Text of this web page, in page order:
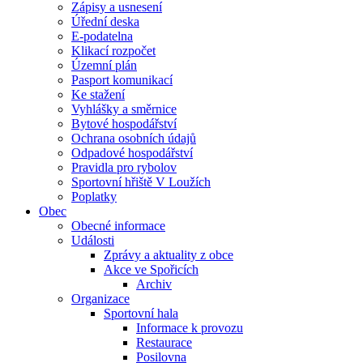
Zápisy a usnesení
Úřední deska
E-podatelna
Klikací rozpočet
Územní plán
Pasport komunikací
Ke stažení
Vyhlášky a směrnice
Bytové hospodářství
Ochrana osobních údajů
Odpadové hospodářství
Pravidla pro rybolov
Sportovní hřiště V Loužích
Poplatky
Obec
Obecné informace
Události
Zprávy a aktuality z obce
Akce ve Spořicích
Archiv
Organizace
Sportovní hala
Informace k provozu
Restaurace
Posilovna